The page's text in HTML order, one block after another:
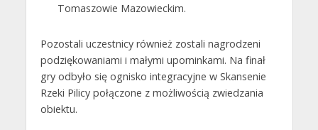
Tomaszowie Mazowieckim.
Pozostali uczestnicy również zostali nagrodzeni
podziękowaniami i małymi upominkami. Na finał
gry odbyło się ognisko integracyjne w Skansenie
Rzeki Pilicy połączone z możliwością zwiedzania
obiektu.